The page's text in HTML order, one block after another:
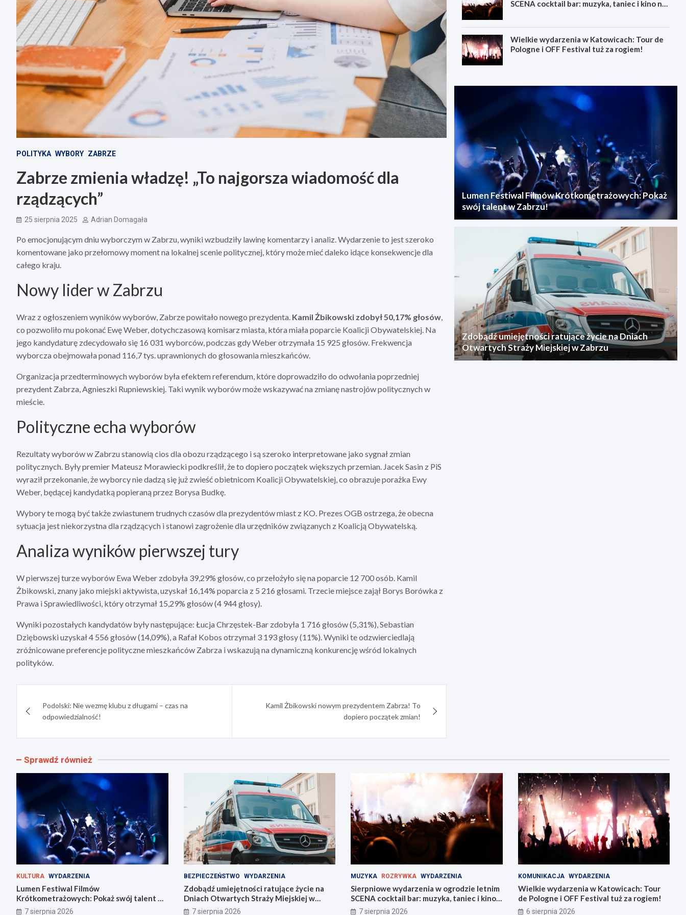
POLITYKA WYBORY ZABRZE
Zabrze zmienia władzę! „To najgorsza wiadomość dla
rządzących”
25 sierpnia 2025 Adrian Domagała
Po emocjonującym dniu wyborczym w Zabrzu, wyniki wzbudziły lawinę komentarzy i analiz. Wydarzenie to jest szeroko
komentowane jako przełomowy moment na lokalnej scenie politycznej, który może mieć daleko idące konsekwencje dla
całego kraju.
Nowy lider w Zabrzu
Wraz z ogłoszeniem wyników wyborów, Zabrze powitało nowego prezydenta. Kamil Żbikowski zdobył 50,17% głosów,
co pozwoliło mu pokonać Ewę Weber, dotychczasową komisarz miasta, która miała poparcie Koalicji Obywatelskiej. Na
jego kandydaturę zdecydowało się 16 031 wyborców, podczas gdy Weber otrzymała 15 925 głosów. Frekwencja
wyborcza obejmowała ponad 116,7 tys. uprawnionych do głosowania mieszkańców.
Organizacja przedterminowych wyborów była efektem referendum, które doprowadziło do odwołania poprzedniej
prezydent Zabrza, Agnieszki Rupniewskiej. Taki wynik wyborów może wskazywać na zmianę nastrojów politycznych w
mieście.
Polityczne echa wyborów
Rezultaty wyborów w Zabrzu stanowią cios dla obozu rządzącego i są szeroko interpretowane jako sygnał zmian
politycznych. Były premier Mateusz Morawiecki podkreślił, że to dopiero początek większych przemian. Jacek Sasin z PiS
wyraził przekonanie, że wyborcy nie dadzą się już zwieść obietnicom Koalicji Obywatelskiej, co obrazuje porażka Ewy
Weber, będącej kandydatką popieraną przez Borysa Budkę.
Wybory te mogą być także zwiastunem trudnych czasów dla prezydentów miast z KO. Prezes OGB ostrzega, że obecna
sytuacja jest niekorzystna dla rządzących i stanowi zagrożenie dla urzędników związanych z Koalicją Obywatelską.
Analiza wyników pierwszej tury
W pierwszej turze wyborów Ewa Weber zdobyła 39,29% głosów, co przełożyło się na poparcie 12 700 osób. Kamil
Żbikowski, znany jako miejski aktywista, uzyskał 16,14% poparcia z 5 216 głosami. Trzecie miejsce zajął Borys Borówka z
Prawa i Sprawiedliwości, który otrzymał 15,29% głosów (4 944 głosy).
Wyniki pozostałych kandydatów były następujące: Łucja Chrzęstek-Bar zdobyła 1 716 głosów (5,31%), Sebastian
Dziębowski uzyskał 4 556 głosów (14,09%), a Rafał Kobos otrzymał 3 193 głosy (11%). Wyniki te odzwierciedlają
zróżnicowane preferencje polityczne mieszkańców Zabrza i wskazują na dynamiczną konkurencję wśród lokalnych
polityków.
wpisuPodolski: Nie wezmę klubu z długami – czas na
odpowiedzialność!
Kamil Żbikowski nowym prezydentem Zabrza! To
dopiero początek zmian!
SCENA cocktail bar: muzyka, taniec i kino na
Wielkie wydarzenia w Katowicach: Tour de
Pologne i OFF Festival tuż za rogiem!
Lumen Festiwal Filmów Krótkometrażowych: Pokaż
swój talent w Zabrzu!
Zdobądź umiejętności ratujące życie na Dniach
Otwartych Straży Miejskiej w Zabrzu
Sprawdź również
KULTURA WYDARZENIA
Lumen Festiwal Filmów
Krótkometrażowych: Pokaż swój talent w
Zabrzu!
7 sierpnia 2026
BEZPIECZEŃSTWO WYDARZENIA
Zdobądź umiejętności ratujące życie na
Dniach Otwartych Straży Miejskiej w
Zabrzu
7 sierpnia 2026
MUZYKA ROZRYWKA WYDARZENIA
Sierpniowe wydarzenia w ogrodzie letnim
SCENA cocktail bar: muzyka, taniec i kino
na świeżym powietrzu
7 sierpnia 2026
KOMUNIKACJA WYDARZENIA
Wielkie wydarzenia w Katowicach: Tour
de Pologne i OFF Festival tuż za rogiem!
6 sierpnia 2026